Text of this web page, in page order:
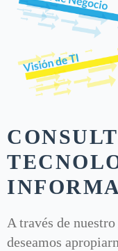
A través de
deseamos